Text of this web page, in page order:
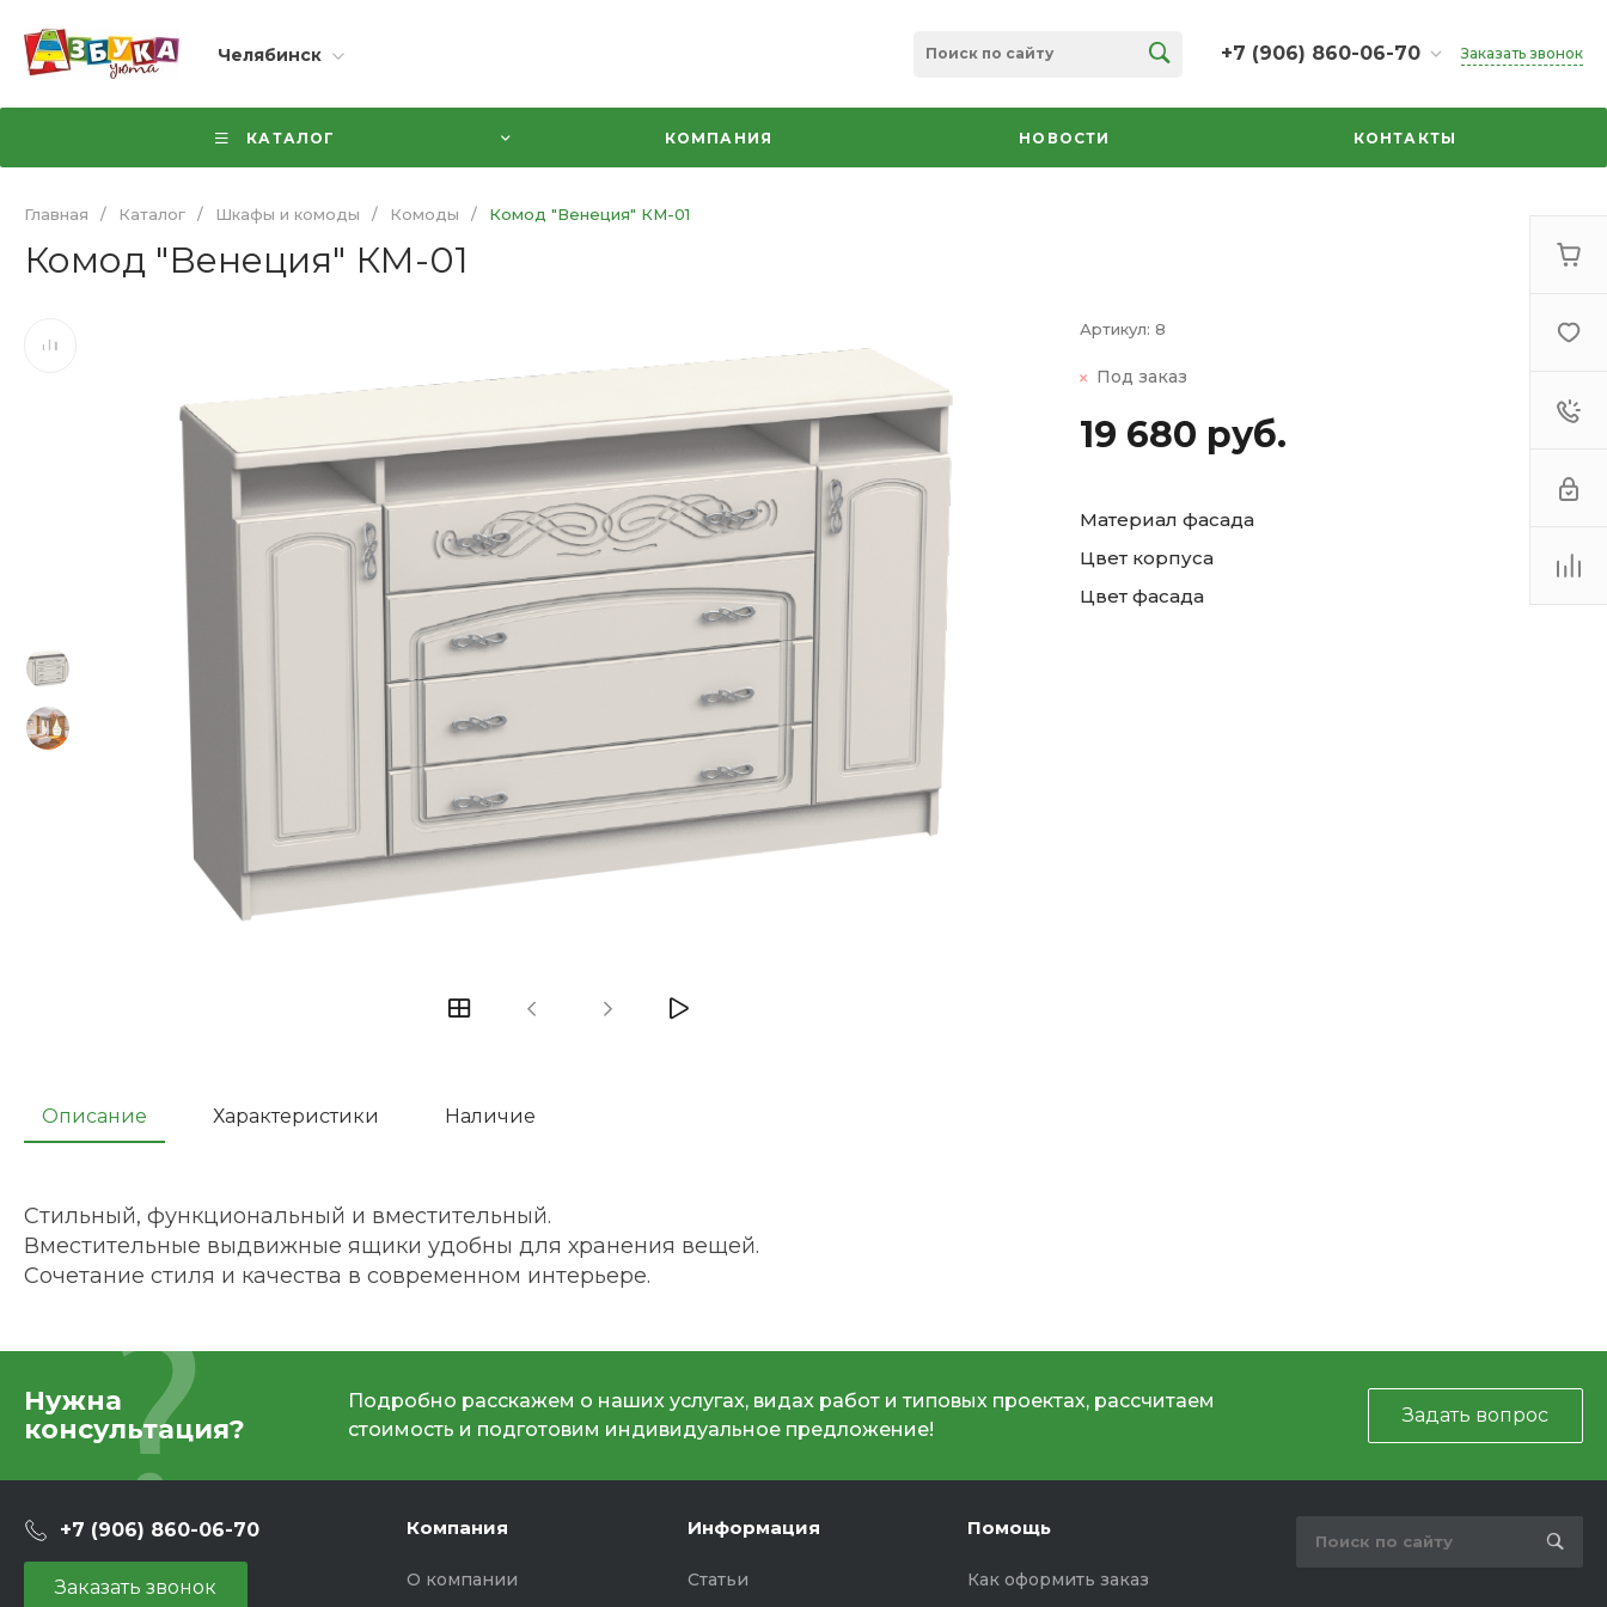
Челябинск +7 (906) 860-06-70
+7 (906) 860-06-70
г. Челябинск, ТК Кольцо,
секция 35
Заказать звонок
КАТАЛОГ КОМПАНИЯ НОВОСТИ КОНТАКТЫ
Главная / Каталог / Шкафы и комоды / Комоды / Комод "Венеция" КМ-01
Комод "Венеция" КМ-01
Артикул: 8
Под заказ
19 680 руб.
Материал фасада
Цвет корпуса
Цвет фасада
Описание Характеристики Наличие
Стильный, функциональный и вместительный.
Вместительные выдвижные ящики удобны для хранения вещей.
Сочетание стиля и качества в современном интерьере.
Нужна
консультация?
Подробно расскажем о наших услугах, видах работ и типовых проектах, рассчитаем
стоимость и подготовим индивидуальное предложение!
Задать вопрос
+7 (906) 860-06-70
Заказать звонок
Компания
О компании
Информация
Статьи
Помощь
Как оформить заказ